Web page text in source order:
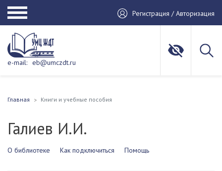
Регистрация / Авторизация
e-mail: eb@umczdt.ru
Главная Книги и учебные пособия
Галиев И.И.
О библиотеке Как подключиться Помощь